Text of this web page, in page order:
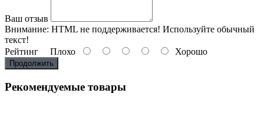
Ваш отзыв
Внимание: HTML не поддерживается! Используйте обычный
текст!
Рейтинг Плохо Хорошо
Продолжить
Рекомендуемые товары